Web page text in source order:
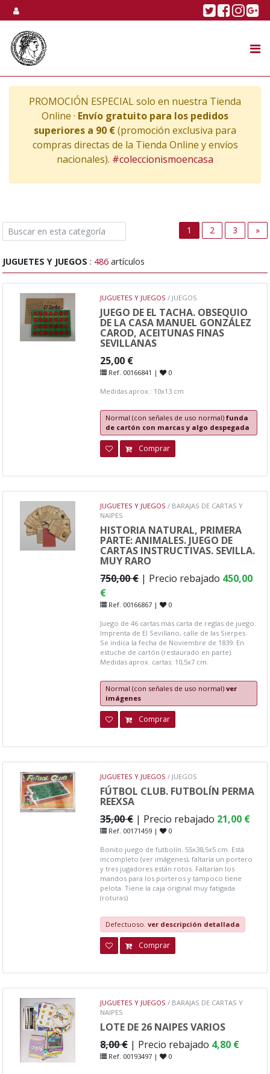
Skip to content Twitter
PROMOCIÓN ESPECIAL solo en nuestra Tienda
Online · Envío gratuito para los pedidos
superiores a 90 €(promoción exclusiva para
compras directas de la Tienda Online y envíos
nacionales). #coleccionismoencasa
1 2 3 »
JUGUETES Y JUEGOS : 486 artículos
JUGUETES Y JUEGOS / JUEGOS
JUEGO DE EL TACHA. OBSEQUIO
DE LA CASA MANUEL GONZÁLEZ
CAROD, ACEITUNAS FINAS
SEVILLANAS
25,00 €
Ref. 00166841 | 0
Medidas aprox.: 10x13 cm
Normal (con señales de uso normal)funda
de cartón con marcas y algo despegada
Comprar
JUGUETES Y JUEGOS / BARAJAS DE CARTAS Y
NAIPES
HISTORIA NATURAL, PRIMERA
PARTE: ANIMALES. JUEGO DE
CARTAS INSTRUCTIVAS. SEVILLA.
MUY RARO
750,00 € | Precio rebajado 450,00
€
Ref. 00166867 | 0
Juego de 46 cartas más carta de reglas de juego.
Imprenta de El Sevillano, calle de las Sierpes.
Se indica la fecha de Noviembre de 1839. En
estuche de cartón (restaurado en parte).
Medidas aprox. cartas: 10,5x7 cm.
Normal (con señales de uso normal)ver
imágenes
Comprar
JUGUETES Y JUEGOS / JUEGOS
FÚTBOL CLUB. FUTBOLÍN PERMA
REEXSA
35,00 € | Precio rebajado 21,00 €
Ref. 00171459 | 0
Bonito juego de futbolín. 55x38,5x5 cm. Está
incompleto (ver imágenes), faltaría un portero
y tres jugadores están rotos. Faltarían los
mandos para los porteros y tampoco tiene
pelota. Tiene la caja original muy fatigada
(roturas)
Defectuoso.ver descripción detallada
Comprar
JUGUETES Y JUEGOS / BARAJAS DE CARTAS Y
NAIPES
LOTE DE 26 NAIPES VARIOS
8,00 € | Precio rebajado 4,80 €
Ref. 00193497 | 0
TIENDA ONLINE
NOSOTROS